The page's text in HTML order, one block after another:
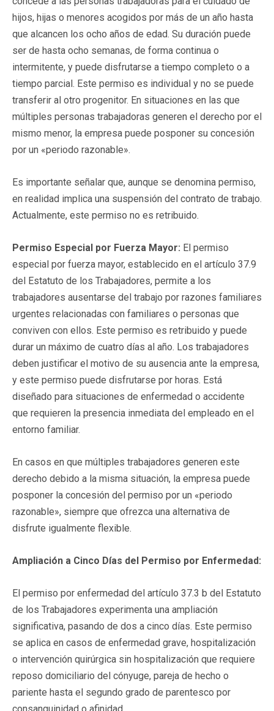
hijos, hijas o menores acogidos por más de un año hasta
que alcancen los ocho años de edad. Su duración puede
ser de hasta ocho semanas, de forma continua o
intermitente, y puede disfrutarse a tiempo completo o a
tiempo parcial. Este permiso es individual y no se puede
transferir al otro progenitor. En situaciones en las que
múltiples personas trabajadoras generen el derecho por el
mismo menor, la empresa puede posponer su concesión
por un «periodo razonable».
Es importante señalar que, aunque se denomina permiso,
en realidad implica una suspensión del contrato de trabajo.
Actualmente, este permiso no es retribuido.
Permiso Especial por Fuerza Mayor: El permiso
especial por fuerza mayor, establecido en el artículo 37.9
del Estatuto de los Trabajadores, permite a los
trabajadores ausentarse del trabajo por razones familiares
urgentes relacionadas con familiares o personas que
conviven con ellos. Este permiso es retribuido y puede
durar un máximo de cuatro días al año. Los trabajadores
deben justificar el motivo de su ausencia ante la empresa,
y este permiso puede disfrutarse por horas. Está
diseñado para situaciones de enfermedad o accidente
que requieren la presencia inmediata del empleado en el
entorno familiar.
En casos en que múltiples trabajadores generen este
derecho debido a la misma situación, la empresa puede
posponer la concesión del permiso por un «periodo
razonable», siempre que ofrezca una alternativa de
disfrute igualmente flexible.
Ampliación a Cinco Días del Permiso por Enfermedad:
El permiso por enfermedad del artículo 37.3 b del Estatuto
de los Trabajadores experimenta una ampliación
significativa, pasando de dos a cinco días. Este permiso
se aplica en casos de enfermedad grave, hospitalización
o intervención quirúrgica sin hospitalización que requiere
reposo domiciliario del cónyuge, pareja de hecho o
pariente hasta el segundo grado de parentesco por
consanguinidad o afinidad.